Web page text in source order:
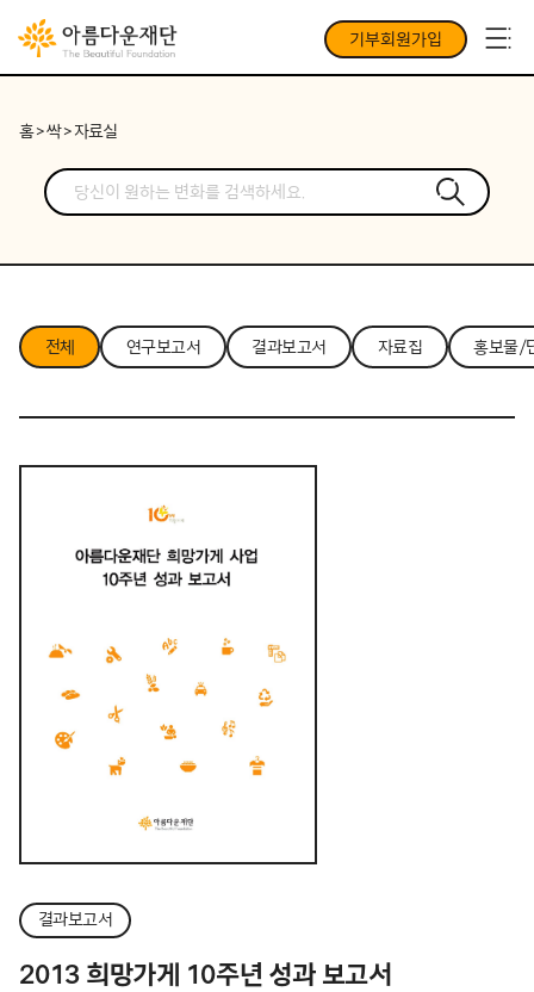
기부회원가입
홈>싹>자료실
전체 연구보고서 결과보고서 자료집 홍보물/
결과보고서
2013 희망가게 10주년 성과 보고서